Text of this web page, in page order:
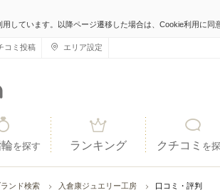
しています。以降ページ遷移した場合は、Cookie利用に同
コミ投稿 エリア設定
を探す ランキング クチコミ を
ンド検索 入倉康ジュエリー工房 口コミ・評判